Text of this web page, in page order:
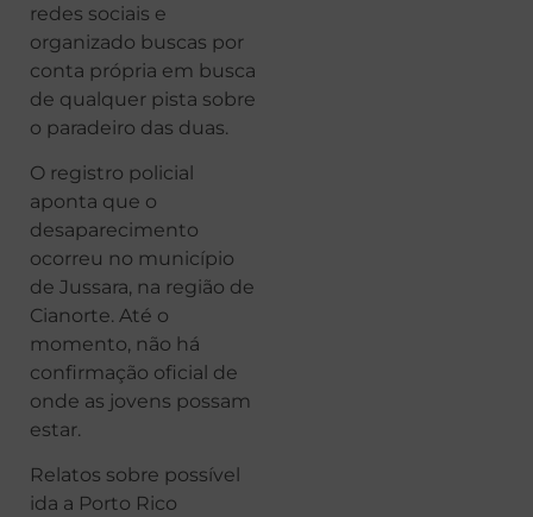
redes sociais e
organizado buscas por
conta própria em busca
de qualquer pista sobre
o paradeiro das duas.
O registro policial
aponta que o
desaparecimento
ocorreu no município
de Jussara, na região de
Cianorte. Até o
momento, não há
confirmação oficial de
onde as jovens possam
estar.
Relatos sobre possível
ida a Porto Rico